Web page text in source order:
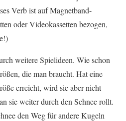
Verb ist auf Magnetband-
oder Videokassetten bezogen,
weitere Spielideen. Wie schon
die man braucht. Hat eine
erreicht, wird sie aber nicht
sie weiter durch den Schnee rollt.
den Weg für andere Kugeln